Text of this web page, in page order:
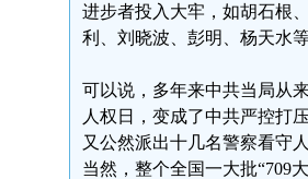
进步者投入大牢，如胡石根
利、刘晓波、彭明、杨天水
可以说，多年来中共当局从
人权日，变成了中共严控打
又公然派出十几名警察看守
当然，整个全国一大批“709